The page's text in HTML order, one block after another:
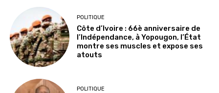
POLITIQUE
Côte d’Ivoire : 66è anniversaire de
l’Indépendance, à Yopougon, l’État
montre ses muscles et expose ses
atouts
POLITIQUE